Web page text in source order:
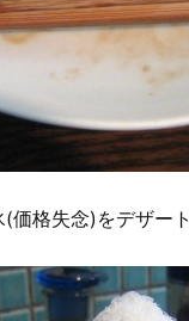
格失念)をデザー